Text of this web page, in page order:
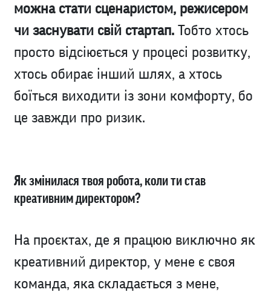
можна стати сценаристом, режисером
чи заснувати свій стартап. Тобто хтось
просто відсіюється у процесі розвитку,
хтось обирає інший шлях, а хтось
боїться виходити із зони комфорту, бо
це завжди про ризик.
Як змінилася твоя робота, коли ти став
креативним директором?
На проєктах, де я працюю виключно як
креативний директор, у мене є своя
команда, яка складається з мене,